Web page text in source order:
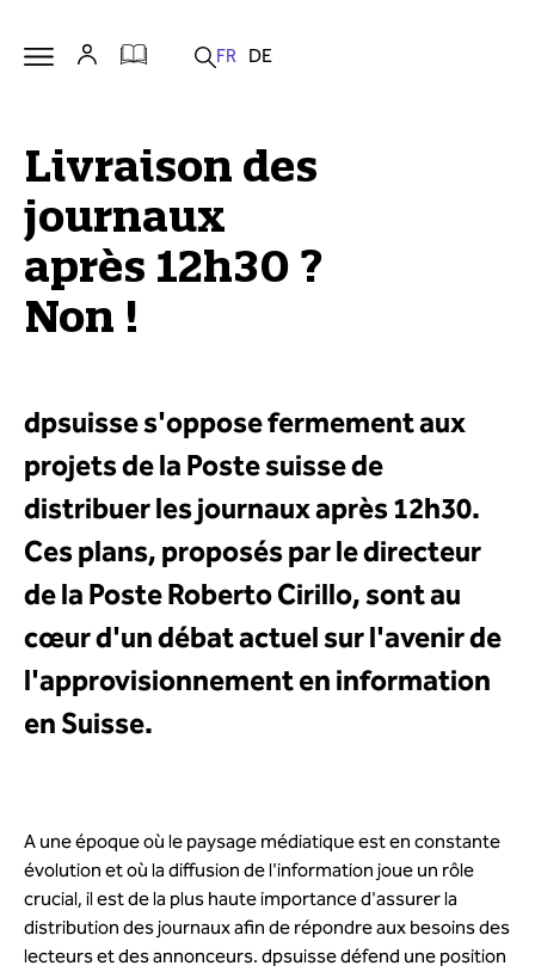
Livraison des
journaux
après 12h30 ?
Non !
dpsuisse s'oppose fermement aux
projets de la Poste suisse de
distribuer les journaux après 12h30.
Ces plans, proposés par le directeur
de la Poste Roberto Cirillo, sont au
cœur d'un débat actuel sur l'avenir de
l'approvisionnement en information
en Suisse.
A une époque où le paysage médiatique est en constante
évolution et où la diffusion de l'information joue un rôle
crucial, il est de la plus haute importance d'assurer la
distribution des journaux afin de répondre aux besoins des
lecteurs et des annonceurs. dpsuisse défend une position